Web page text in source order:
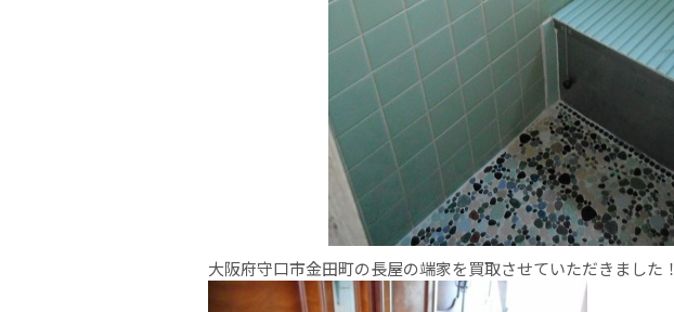
大阪府守口市金田町の長屋の端家を買取させていただきました！